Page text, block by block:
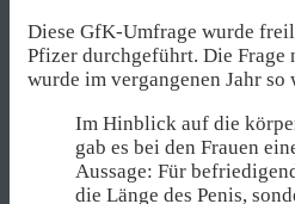
Diese GfK-Umfrage wurde
Pfizer durchgeführt. Die Frage
wurde im vergangenen Jahr so
Im Hinblick auf die
gab es bei den Frauen
Aussage: Für
die Länge des Penis,